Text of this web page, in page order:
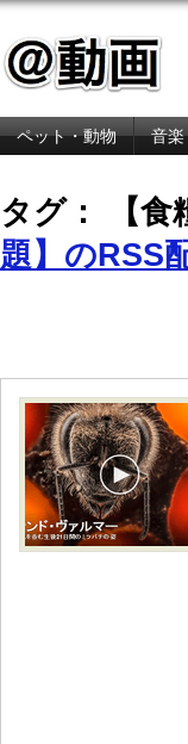
ペット・動物 音楽
タグ： 【食
題】のRSS